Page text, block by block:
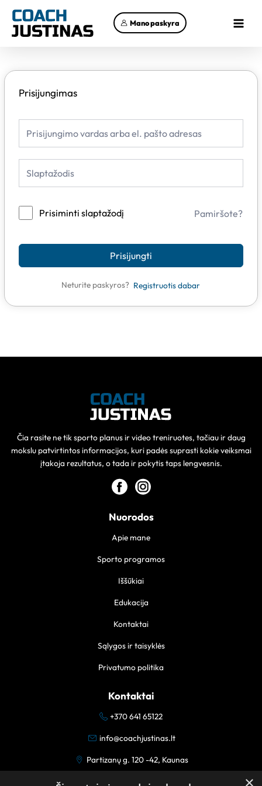
prie
turinio
Mano paskyra
Menu
Prisijungimas
Prisiminti slaptažodį Pamiršote?
Prisijungti
Neturite paskyros? Registruotis dabar
Čia rasite ne tik sporto planus ir video treniruotes, tačiau ir daug
mokslu patvirtintos informacijos, kuri padės suprasti kokie veiksmai
įtakoja rezultatus, o tada ir pokytis taps lengvesnis.
Nuorodos
Apie mane
Sporto programos
Iššūkiai
Edukacija
Kontaktai
Sąlygos ir taisyklės
Privatumo politika
Kontaktai
+370 641 65122
info@coachjustinas.lt
Partizanų g. 120 -42, Kaunas